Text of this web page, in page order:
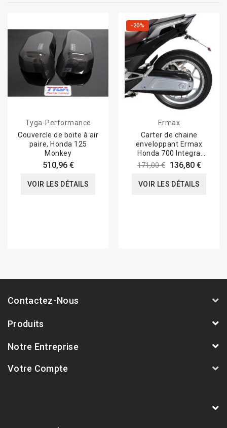
Tyga-Performance
Couvercle de boite à air
paire, Honda 125
Monkey
510,96 €
VOIR LES DÉTAILS
-20%
Ermax
Carter de chaine
enveloppant Ermax
Honda 700 Integra
2012/2013
171,00 € 136,80 €
VOIR LES DÉTAILS
Contactez-Nous
Produits
Notre Entreprise
Votre Compte